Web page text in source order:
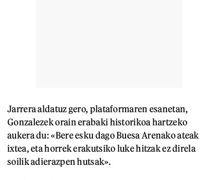
Jarrera aldatuz gero, plataformaren esanetan,
Gonzalezek orain erabaki historikoa hartzeko
aukera du: «Bere esku dago Buesa Arenako ateak
ixtea, eta horrek erakutsiko luke hitzak ez direla
soilik adierazpen hutsak».